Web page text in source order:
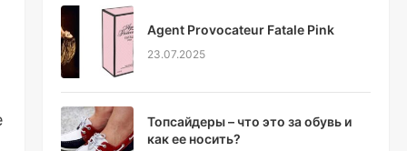
Agent Provocateur Fatale Pink
23.07.2025
Топсайдеры – что это за обувь и
как ее носить?